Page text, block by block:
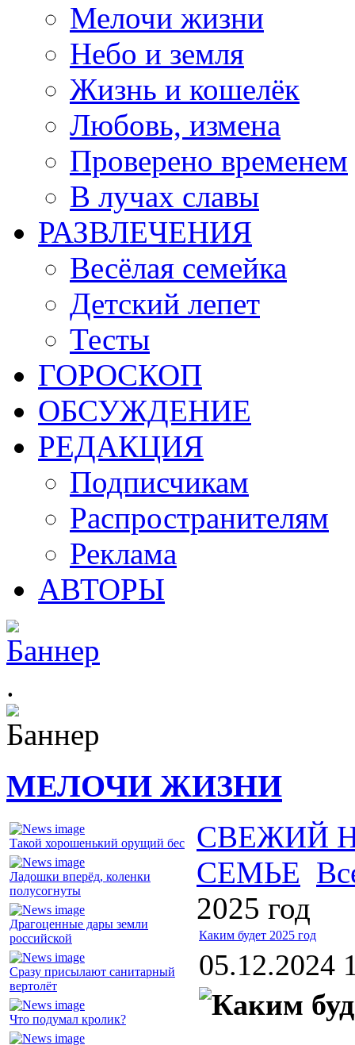
Мелочи жизни
Небо и земля
Жизнь и кошелёк
Любовь, измена
Проверено временем
В лучах славы
РАЗВЛЕЧЕНИЯ
Весёлая семейка
Детский лепет
Тесты
ГОРОСКОП
ОБСУЖДЕНИЕ
РЕДАКЦИЯ
Подписчикам
Распространителям
Реклама
АВТОРЫ
.
МЕЛОЧИ ЖИЗНИ
Такой хорошенький орущий бес
Ладошки вперёд, коленки
полусогнуты
Драгоценные дары земли
российской
Сразу присылают санитарный
вертолёт
Что подумал кролик?
СВЕЖИЙ
СЕМЬЕ
2025 год
Каким будет 2025 год
05.12.2024